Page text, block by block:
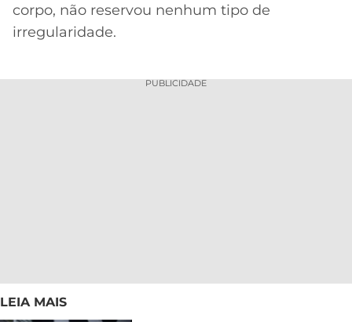
corpo, não reservou nenhum tipo de
irregularidade.
PUBLICIDADE
LEIA MAIS